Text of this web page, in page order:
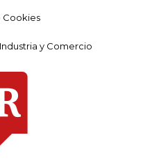
Cookies
y Comercio